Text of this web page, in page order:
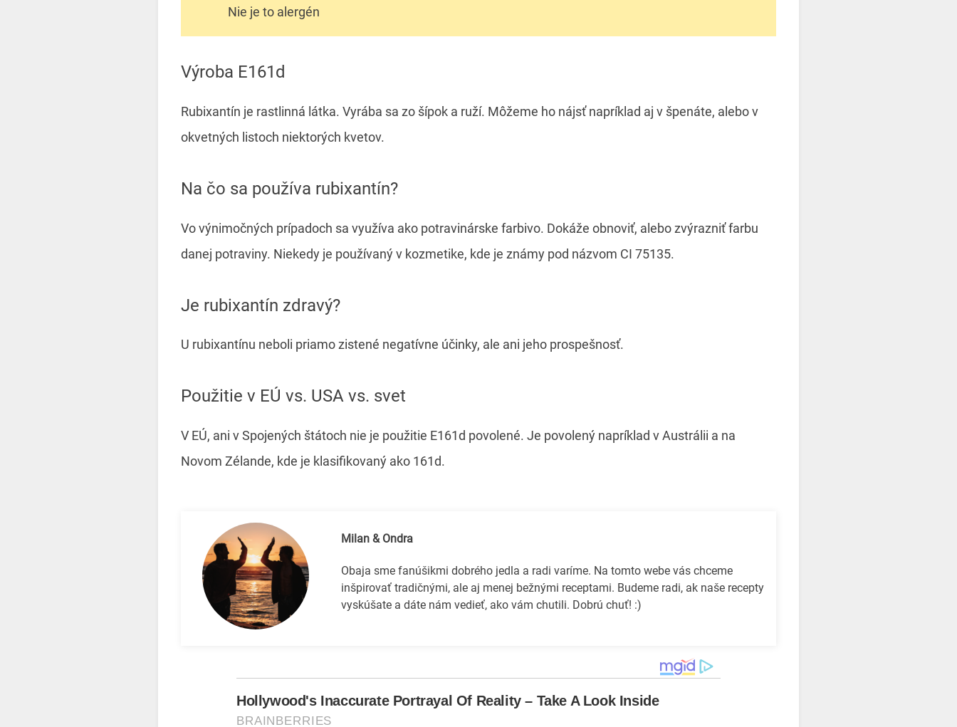
Nie je to alergén
Výroba E161d
Rubixantín je rastlinná látka. Vyrába sa zo šípok a ruží. Môžeme ho nájsť napríklad aj v špenáte, alebo v
okvetných listoch niektorých kvetov.
Na čo sa používa rubixantín?
Vo výnimočných prípadoch sa využíva ako potravinárske farbivo. Dokáže obnoviť, alebo zvýrazniť farbu
danej potraviny. Niekedy je používaný v kozmetike, kde je známy pod názvom CI 75135.
Je rubixantín zdravý?
U rubixantínu neboli priamo zistené negatívne účinky, ale ani jeho prospešnosť.
Použitie v EÚ vs. USA vs. svet
V EÚ, ani v Spojených štátoch nie je použitie E161d povolené. Je povolený napríklad v Austrálii a na
Novom Zélande, kde je klasifikovaný ako 161d.
Milan & Ondra
Obaja sme fanúšikmi dobrého jedla a radi varíme. Na tomto webe vás chceme
inšpirovať tradičnými, ale aj menej bežnými receptami. Budeme radi, ak naše recepty
vyskúšate a dáte nám vedieť, ako vám chutili. Dobrú chuť! :)